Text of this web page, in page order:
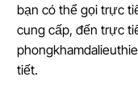
bạn có thể gọi trực
cung cấp, đến trực
tiết.